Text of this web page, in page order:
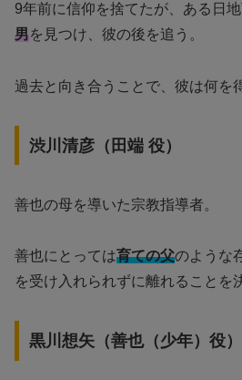
9年前に信仰を捨てたが、ある日
男を見つけ、彼の後を追う。
過去と向き合うことで、彼は何を
渋川清彦（田端 役）
善也の母を導いた宗教指導者。
善也にとっては育ての父のような
を受け入れられずに離れることを
黒川想矢（善也（少年）役）